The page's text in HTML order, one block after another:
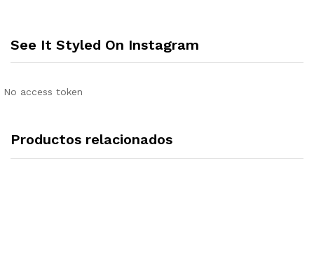
See It Styled On Instagram
No access token
Productos relacionados